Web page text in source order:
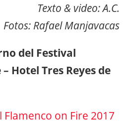
Texto & video: A.C.
Fotos: Rafael Manjavacas
del Festival
Hotel Tres Reyes de
Flamenco on Fire 2017